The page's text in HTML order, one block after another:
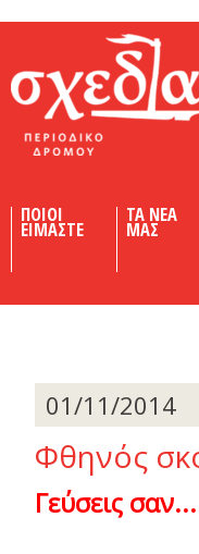
ΠΟΙΟΙ
ΕΙΜΑΣΤΕ
ΤΑ ΝΕΑ
ΜΑΣ
01/11/2014
Φθηνός
Γεύσεις